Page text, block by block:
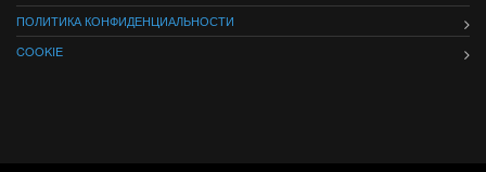
ПОЛИТИКА КОНФИДЕНЦИАЛЬНОСТИ
COOKIE